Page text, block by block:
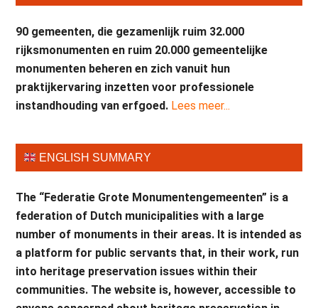
90 gemeenten, die gezamenlijk ruim 32.000
rijksmonumenten en ruim 20.000 gemeentelijke
monumenten beheren en zich vanuit hun
praktijkervaring inzetten voor professionele
instandhouding van erfgoed. Lees meer...
ENGLISH SUMMARY
The “Federatie Grote Monumentengemeenten” is a
federation of Dutch municipalities with a large
number of monuments in their areas. It is intended as
a platform for public servants that, in their work, run
into heritage preservation issues within their
communities. The website is, however, accessible to